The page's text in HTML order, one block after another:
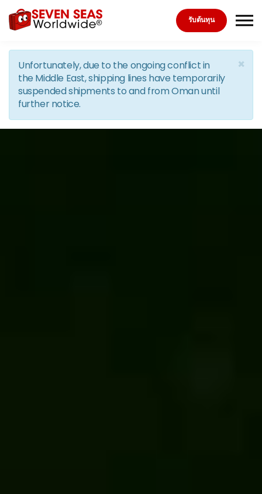
Skip to the content
รับต้นทุน
×
Unfortunately, due to the ongoing conflict in
the Middle East, shipping lines have temporarily
suspended shipments to and from Oman until
further notice.